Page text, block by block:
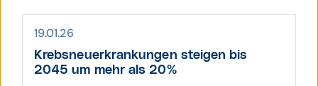
19.01.26
Krebs­neu­erkran­kungen steigen bis
2045 um mehr als 20%